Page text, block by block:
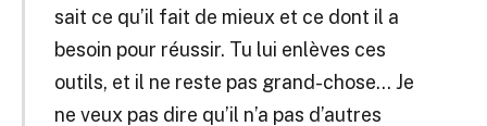
sait ce qu’il fait de mieux et ce dont il a
besoin pour réussir. Tu lui enlèves ces
outils, et il ne reste pas grand-chose… Je
ne veux pas dire qu’il n’a pas d’autres